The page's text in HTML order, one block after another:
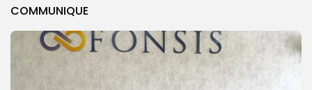
COMMUNIQUE